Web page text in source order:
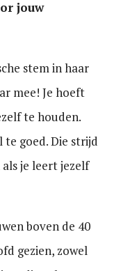
jouw
stem in haar
mee! Je hoeft
te houden.
goed. Die strijd
je leert jezelf
boven de 40
gezien, zowel